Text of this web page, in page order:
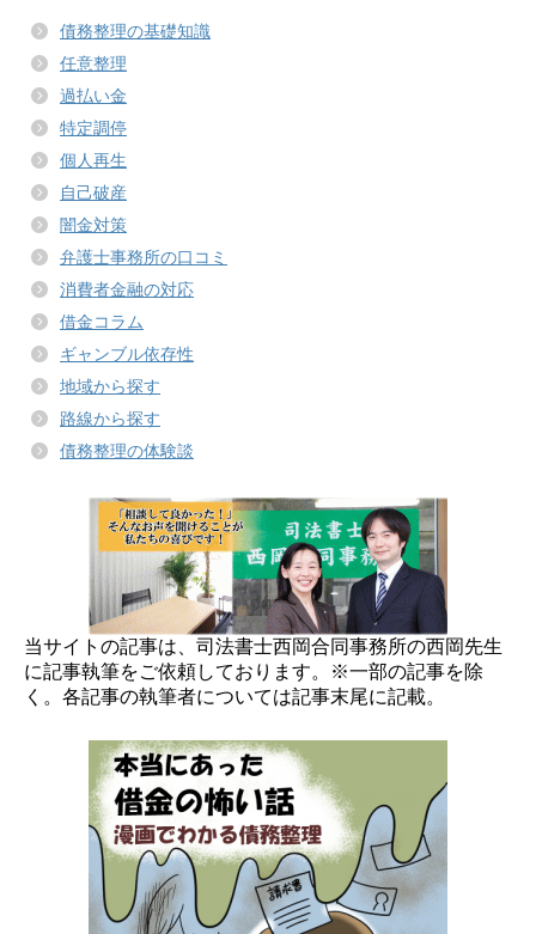
債務整理の基礎知識
任意整理
過払い金
特定調停
個人再生
自己破産
闇金対策
弁護士事務所の口コミ
消費者金融の対応
借金コラム
ギャンブル依存性
地域から探す
路線から探す
債務整理の体験談
当サイトの記事は、司法書士西岡合同事務所の西岡先生
に記事執筆をご依頼しております。※一部の記事を除
く。各記事の執筆者については記事末尾に記載。